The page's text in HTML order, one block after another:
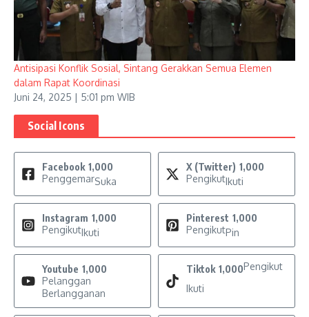
Antisipasi Konflik Sosial, Sintang Gerakkan Semua Elemen
dalam Rapat Koordinasi
Juni 24, 2025 | 5:01 pm WIB
Social Icons
Facebook 1,000
PenggemarSuka
X (Twitter) 1,000
Pengikut Ikuti
Instagram 1,000
Pengikut Ikuti
Pinterest 1,000
PengikutPin
Youtube 1,000
Pelanggan
Berlangganan
Tiktok 1,000Pengikut
Ikuti